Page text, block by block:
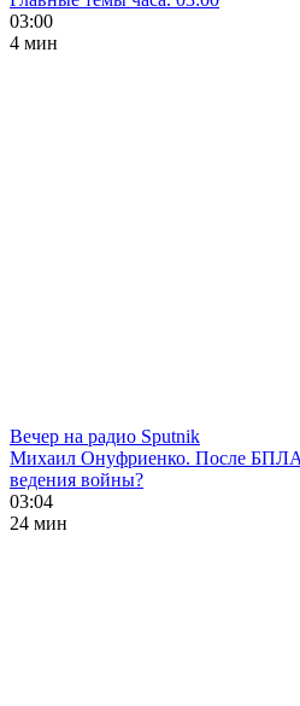
03:00
4 мин
Вечер на радио Sputnik
Михаил Онуфриенко. После БПЛА:
ведения войны?
03:04
24 мин